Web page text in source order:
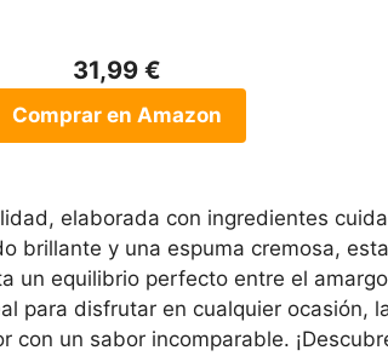
31,99 €
Comprar en Amazon
elaborada con ingredientes
brillante y una espuma cremosa,
un equilibrio perfecto entre el
para disfrutar en cualquier ocasión,
un sabor incomparable.